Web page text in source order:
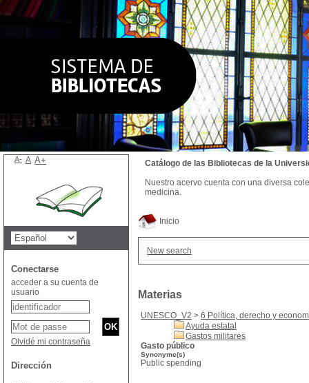
Inicio
New search
Materias
UNESCO_V2 > 6 Política, derecho y
Ayuda estatal
Gastos militares
Gasto público
Synonyme(s)
Public spending
Catálogo de las Bibliotecas de la
Nuestro acervo cuenta con una diversa
medicina.
A- A A+
Conectarse
acceder a su cuenta de
usuario
Olvidé mi contraseña
Dirección